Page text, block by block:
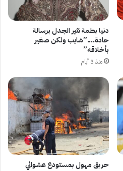
دنيا بطمة تثير الجدل برسالة
حادة….”شايب ولكن صغير
بأخلاقه”
منذ 3 أيام
حريق مهول بمستودع عشوائي